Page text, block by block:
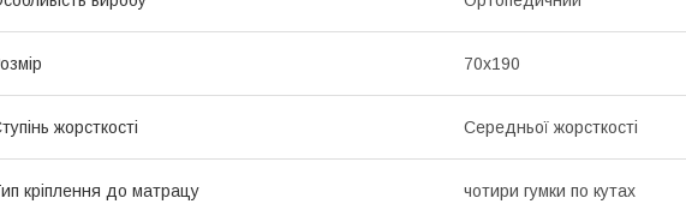
70x190
жорсткості Середньої жорсткості
кріплення до матрацу чотири гумки по кутах